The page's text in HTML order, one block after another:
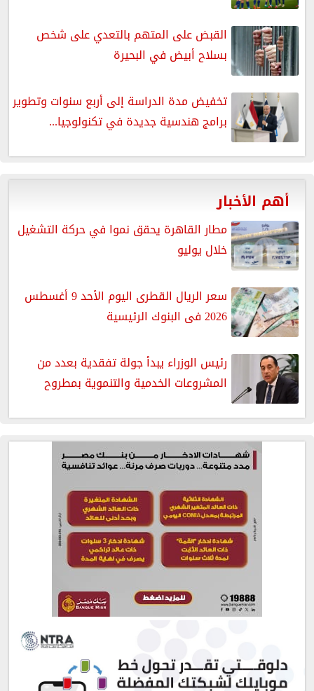
القبض على المتهم بالتعدي على شخص
بسلاح أبيض في البحيرة
تخفيض مدة الدراسة إلى أربع سنوات وتطوير
برامج هندسية جديدة في تكنولوجيا...
أهم الأخبار
مطار القاهرة يحقق نموا في حركة التشغيل
خلال يوليو
سعر الريال القطرى اليوم الأحد 9 أغسطس
2026 فى البنوك الرئيسية
رئيس الوزراء يبدأ جولة تفقدية بعدد من
المشروعات الخدمية والتنموية بمطروح